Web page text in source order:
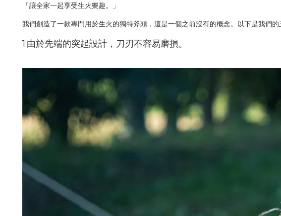
「讓全家一起享受生火樂趣。」
我們創造了一款專門用於生火的獨特斧頭，這是一個之前沒有的概念。以下是我們的
1.由於先端的突起設計，刀刃不容易磨損。